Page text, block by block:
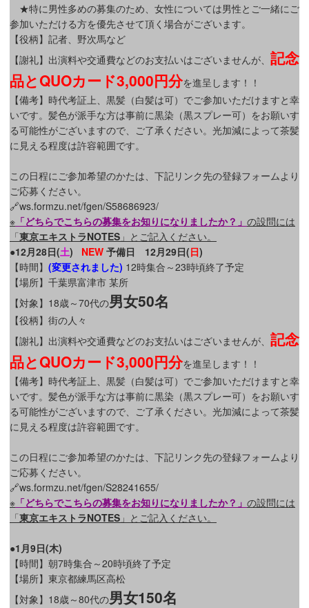
★特に男性多めの募集のため、女性については男性とご一緒にご
参加いただける方を優先させて頂く場合がございます。
【役柄】記者、野次馬など
【謝礼】出演料や交通費などのお支払いはございませんが、 記念
品とQUOカード3,000円分を進呈します！！
【備考】時代考証上、黒髪（白髪は可）でご参加いただけますと幸
いです。髪色が派手な方は事前に黒染（黒スプレー可）をお願いす
る可能性がございますので、ご了承ください。光加減によって茶髪
に見える程度は許容範囲です。
この日程にご参加希望のかたは、下記リンク先の登録フォームより
ご応募ください。
🔗ws.formzu.net/fgen/S58686923/
※ 「どちらでこちらの募集をお知りになりましたか？」 の設問には
「東京エキストラNOTES 」とご記入ください。
●12月28日(土) NEW 予備日 12月29日(日)
【時間】 (変更されました) 12時集合～23時頃終了予定
【場所】千葉県富津市 某所
【対象】18歳～70代の男女50名
【役柄】街の人々
【謝礼】出演料や交通費などのお支払いはございませんが、 記念
品とQUOカード3,000円分を進呈します！！
【備考】時代考証上、黒髪（白髪は可）でご参加いただけますと幸
いです。髪色が派手な方は事前に黒染（黒スプレー可）をお願いす
る可能性がございますので、ご了承ください。光加減によって茶髪
に見える程度は許容範囲です。
この日程にご参加希望のかたは、下記リンク先の登録フォームより
ご応募ください。
🔗ws.formzu.net/fgen/S28241655/
※ 「どちらでこちらの募集をお知りになりましたか？」 の設問には
「東京エキストラNOTES 」とご記入ください。
●1月9日(木)
【時間】朝7時集合～20時頃終了予定
【場所】東京都練馬区高松
【対象】18歳～80代の男女150名